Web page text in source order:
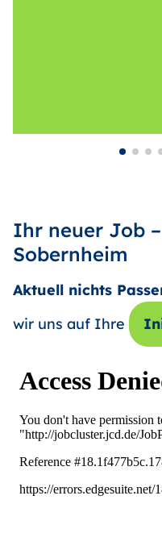
Ihr neuer Job
Sobernheim
Aktuell nichts
wir uns auf Ihre